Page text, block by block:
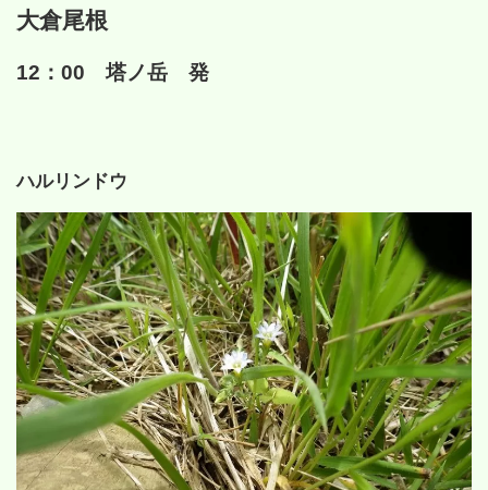
大倉尾根
12：00 塔ノ岳 発
ハルリンドウ